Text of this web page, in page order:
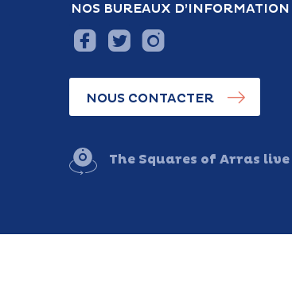
NOS BUREAUX D’INFORMATION
NOUS CONTACTER
The Squares of Arras live